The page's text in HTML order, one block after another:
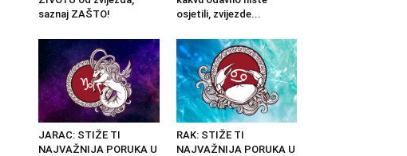
saznaj ZAŠTO!
osjetili, zvijezde...
JARAC: STIŽE TI
NAJVAŽNIJA PORUKA U
RAK: STIŽE TI
NAJVAŽNIJA PORUKA U